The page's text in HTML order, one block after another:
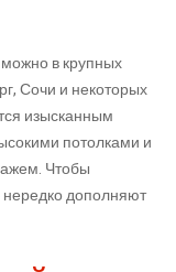
в крупных
Сочи и некоторых
изысканным
потолками и
Чтобы
нередко дополняют